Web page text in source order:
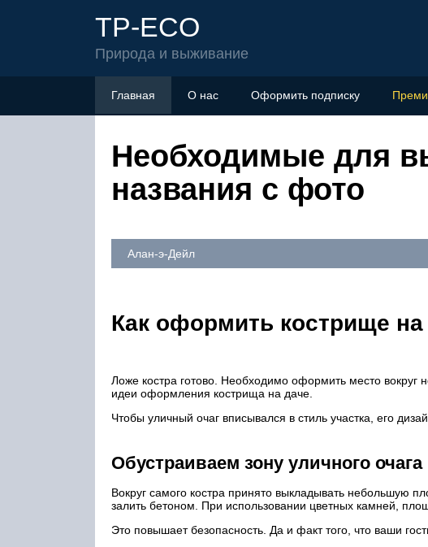
TP-ECO
Природа и выживание
Главная О нас Оформить подписку
Необходимые для
названия с фото
Алан-э-Дейл
Как оформить кострище на
Ложе костра готово. Необходимо оформить место
идеи оформления кострища на даче.
Чтобы уличный очаг вписывался в стиль участка, его
Обустраиваем зону уличного очага
Вокруг самого костра принято выкладывать небольшую
залить бетоном. При использовании цветных камней,
Это повышает безопасность. Да и факт того, что ваши